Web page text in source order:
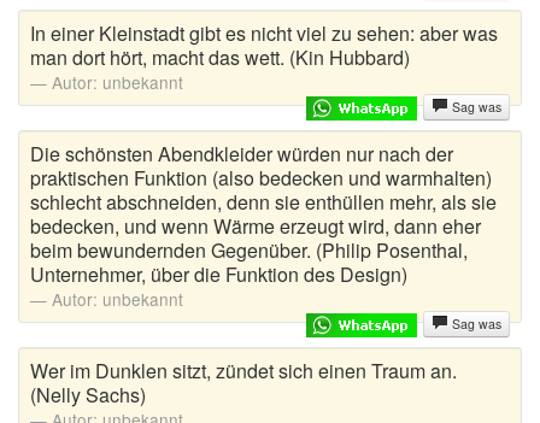
Böse Witze
Bundeswehr Witze
Bürowitze
Chinesen Witze
Chuck Norris Witze
Computerwitze
Deine Mutter Witze
In einer Kleinstadt gibt es nicht viel zu sehen: aber was
man dort hört, macht das wett. (Kin Hubbard)
Autor: unbekannt
Sag was
Die schönsten Abendkleider würden nur nach der
praktischen Funktion (also bedecken und warmhalten)
schlecht abschneiden, denn sie enthüllen mehr, als sie
bedecken, und wenn Wärme erzeugt wird, dann eher
beim bewundernden Gegenüber. (Philip Posenthal,
Unternehmer, über die Funktion des Design)
Autor: unbekannt
Sag was
Wer im Dunklen sitzt, zündet sich einen Traum an.
(Nelly Sachs)